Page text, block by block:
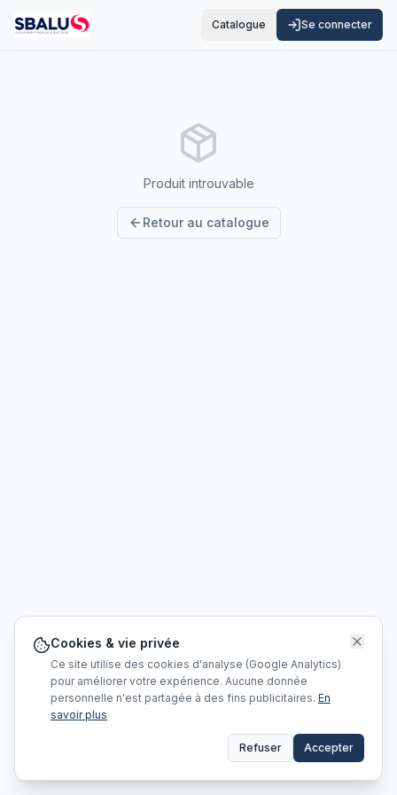
Catalogue Se connecter
Produit introuvable
Retour au catalogue
Cookies & vie privée
Ce site utilise des cookies d'analyse (Google Analytics)
pour améliorer votre expérience. Aucune donnée
personnelle n'est partagée à des fins publicitaires. En
savoir plus
Refuser Accepter